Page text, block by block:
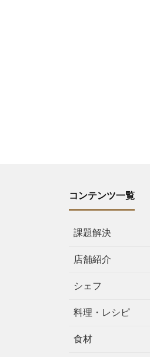
コンテンツ一覧
課題解決
店舗紹介
シェフ
料理・レシピ
食材